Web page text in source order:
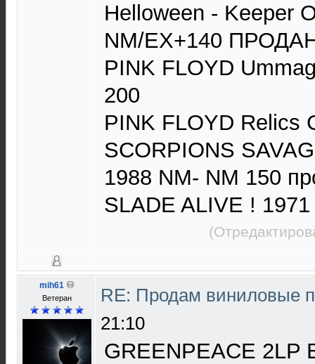
Helloween - Keeper
NM/EX+140
PINK FLOYD
200
PINK FLOYD Relics
SCORPIONS
1988 NM- NM 150
SLADE ALIVE !
mih61
Ветеран
RE: Продам виниловые
21:10
GREENPEACE 2LP